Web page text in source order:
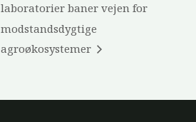
laboratorier baner vejen for
modstandsdygtige
agroøkosystemer